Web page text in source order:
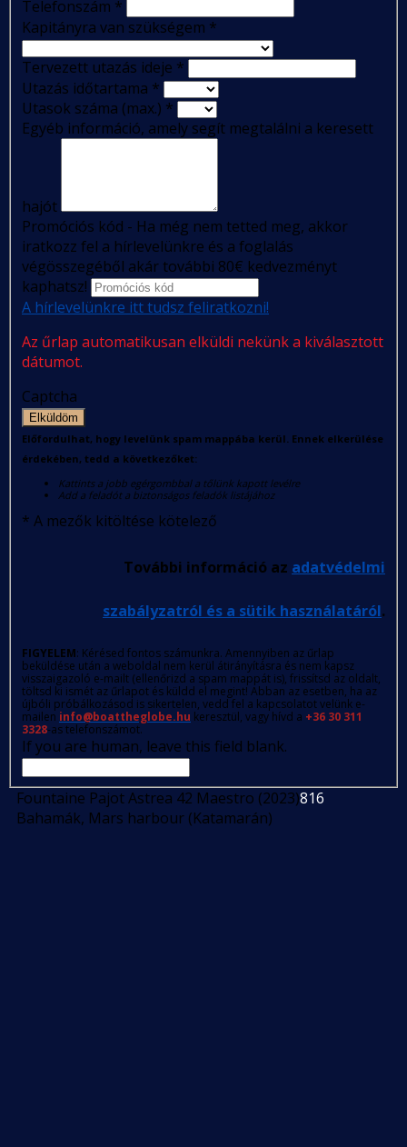
Telefonszám *
Kapitányra van szükségem *
Tervezett utazás ideje *
Utazás időtartama *
Utasok száma (max.) *
Egyéb információ, amely segít megtalálni a keresett
hajót
Promóciós kód - Ha még nem tetted meg, akkor
iratkozz fel a hírlevelünkre és a foglalás
végösszegéből akár további 80€ kedvezményt
kaphatsz!
A hírlevelünkre itt tudsz feliratkozni!
Az űrlap automatikusan elküldi nekünk a kiválasztott
dátumot.
Captcha
Elküldöm
Előfordulhat, hogy levelünk spam mappába kerül. Ennek elkerülése
érdekében, tedd a következőket:
Kattints a jobb egérgombbal a tőlünk kapott levélre
Add a feladót a biztonságos feladók listájához
* A mezők kitöltése kötelező
További információ az adatvédelmi
szabályzatról és a sütik használatáról.
FIGYELEM: Kérésed fontos számunkra. Amennyiben az űrlap
beküldése után a weboldal nem kerül átirányításra és nem kapsz
visszaigazoló e-mailt (ellenőrizd a spam mappát is), frissítsd az oldalt,
töltsd ki ismét az űrlapot és küldd el megint! Abban az esetben, ha az
újbóli próbálkozásod is sikertelen, vedd fel a kapcsolatot velünk e-
mailen info@boattheglobe.hu keresztül, vagy hívd a +36 30 311
3328-as telefonszámot.
If you are human, leave this field blank.
Fountaine Pajot Astrea 42 Maestro (2023)816
Bahamák, Mars harbour (Katamarán)